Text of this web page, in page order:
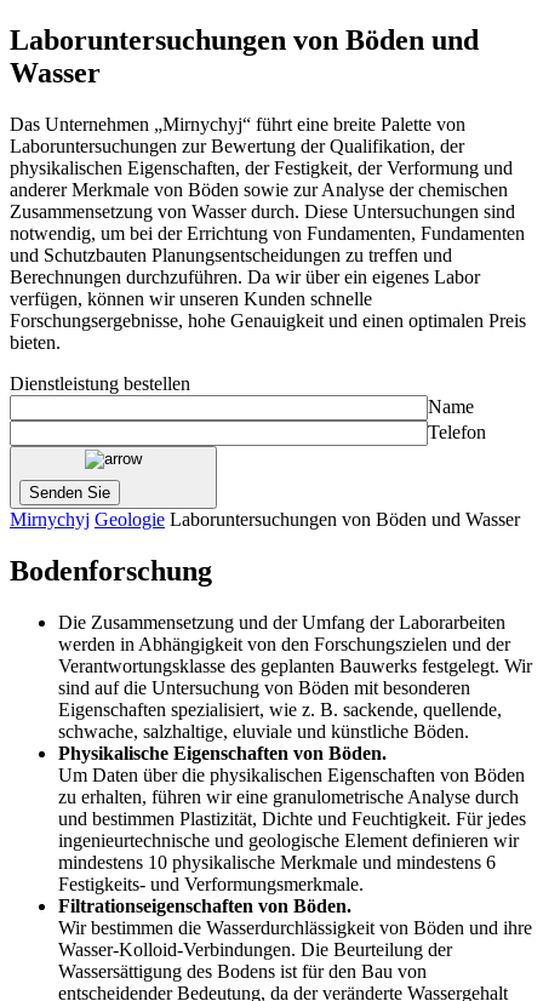
Laboruntersuchungen von Böden und
Wasser
Das Unternehmen „Mirnychyj“ führt eine breite Palette von
Laboruntersuchungen zur Bewertung der Qualifikation, der
physikalischen Eigenschaften, der Festigkeit, der Verformung und
anderer Merkmale von Böden sowie zur Analyse der chemischen
Zusammensetzung von Wasser durch. Diese Untersuchungen sind
notwendig, um bei der Errichtung von Fundamenten, Fundamenten
und Schutzbauten Planungsentscheidungen zu treffen und
Berechnungen durchzuführen. Da wir über ein eigenes Labor
verfügen, können wir unseren Kunden schnelle
Forschungsergebnisse, hohe Genauigkeit und einen optimalen Preis
bieten.
Dienstleistung bestellen
Name
Telefon
Mirnychyj Geologie Laboruntersuchungen von Böden und Wasser
Bodenforschung
Die Zusammensetzung und der Umfang der Laborarbeiten
werden in Abhängigkeit von den Forschungszielen und der
Verantwortungsklasse des geplanten Bauwerks festgelegt. Wir
sind auf die Untersuchung von Böden mit besonderen
Eigenschaften spezialisiert, wie z. B. sackende, quellende,
schwache, salzhaltige, eluviale und künstliche Böden.
Physikalische Eigenschaften von Böden.
Um Daten über die physikalischen Eigenschaften von Böden
zu erhalten, führen wir eine granulometrische Analyse durch
und bestimmen Plastizität, Dichte und Feuchtigkeit. Für jedes
ingenieurtechnische und geologische Element definieren wir
mindestens 10 physikalische Merkmale und mindestens 6
Festigkeits- und Verformungsmerkmale.
Filtrationseigenschaften von Böden.
Wir bestimmen die Wasserdurchlässigkeit von Böden und ihre
Wasser-Kolloid-Verbindungen. Die Beurteilung der
Wassersättigung des Bodens ist für den Bau von
entscheidender Bedeutung, da der veränderte Wassergehalt